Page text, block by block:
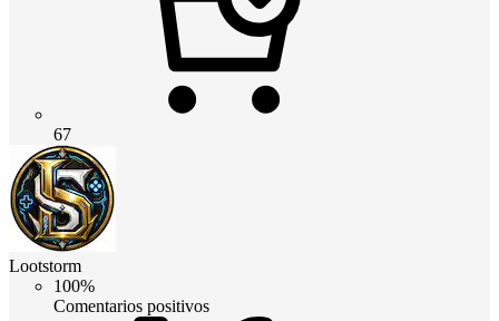
67
Lootstorm
100%
Comentarios positivos